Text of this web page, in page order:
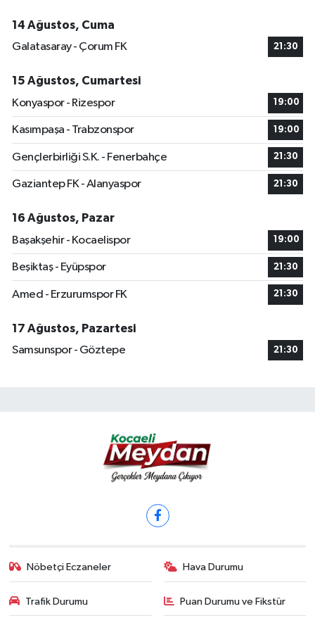
14 Ağustos, Cuma
Galatasaray - Çorum FK
21:30
15 Ağustos, Cumartesi
Konyaspor - Rizespor
19:00
Kasımpaşa - Trabzonspor 19:00
Gençlerbirliği S.K. - Fenerbahçe 21:30
Gaziantep FK - Alanyaspor 21:30
16 Ağustos, Pazar
Başakşehir - Kocaelispor
19:00
Beşiktaş - Eyüpspor 21:30
Amed - Erzurumspor FK 21:30
17 Ağustos, Pazartesi
Samsunspor - Göztepe
21:30
Nöbetçi Eczaneler Hava Durumu
Trafik Durumu Puan Durumu ve Fikstür